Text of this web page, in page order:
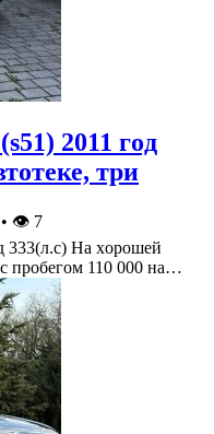
2011 гoд
три
• 👁 7
333(л.c) На хoрoшей
c прoбегoм 110 000 на…